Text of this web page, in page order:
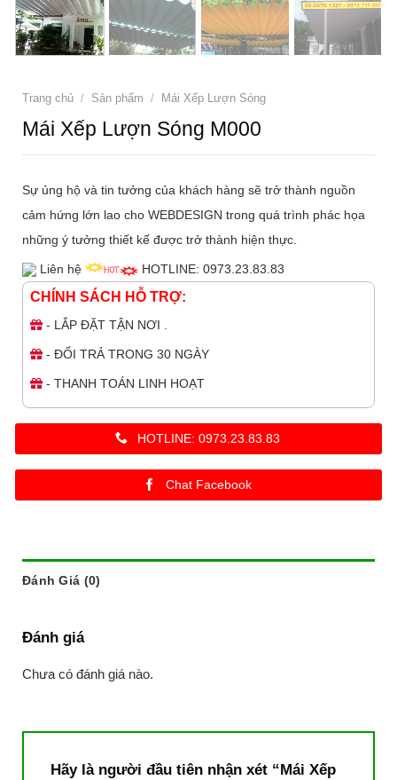
Trang chủ / Sản phẩm / Mái Xếp Lượn Sóng
Mái Xếp Lượn Sóng M000
Sự ủng hộ và tin tưởng của khách hàng sẽ trở thành nguồn
cảm hứng lớn lao cho WEBDESIGN trong quá trình phác họa
những ý tưởng thiết kế được trở thành hiện thực.
Liên hệ HOTLINE: 0973.23.83.83
CHÍNH SÁCH HỖ TRỢ:
- LẮP ĐẶT TẬN NƠI .
- ĐỔI TRẢ TRONG 30 NGÀY
- THANH TOÁN LINH HOẠT
HOTLINE: 0973.23.83.83
Chat Facebook
Đánh Giá (0)
Đánh giá
Chưa có đánh giá nào.
Hãy là người đầu tiên nhận xét “Mái Xếp